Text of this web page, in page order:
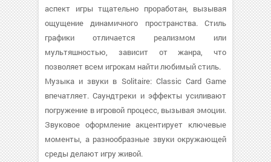
аспект игры тщательно проработан, вызывая
ощущение динамичного пространства. Стиль
графики отличается реализмом или
мультяшностью, зависит от жанра, что
позволяет всем игрокам найти любимый стиль.
Музыка и звуки в Solitaire: Classic Card Game
впечатляет. Саундтреки и эффекты усиливают
погружение в игровой процесс, вызывая эмоции.
Звуковое оформление акцентирует ключевые
моменты, а разнообразные звуки окружающей
среды делают игру живой.